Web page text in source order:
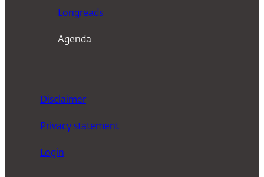
Longreads
Agenda
Disclaimer
Privacy statement
Login